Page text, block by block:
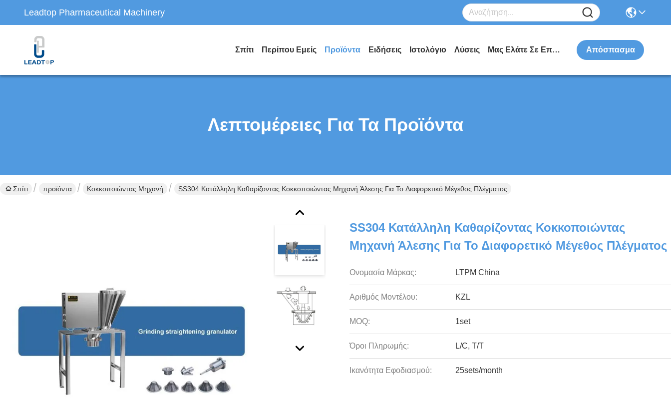
Leadtop Pharmaceutical Machinery
Σπίτι Περίπου Εμείς Προϊόντα Ειδήσεις Ιστολόγιο Λύσεις Μας Ελάτε Σε Επαφή Με Απόσπασμα
Λεπτομέρειες Για Τα Προϊόντα
Σπίτι προϊόντα Κοκκοποιώντας Μηχανή SS304 Κατάλληλη Καθαρίζοντας Κοκκοποιώντας Μηχανή Άλεσης Για Το Διαφορετικό Μέγεθος Πλέγματος
SS304 Κατάλληλη Καθαρίζοντας Κοκκοποιώντας
Μηχανή Άλεσης Για Το Διαφορετικό Μέγεθος Πλέγματος
Ονομασία Μάρκας: LTPM China
Αριθμός Μοντέλου: KZL
MOQ: 1set
Όροι Πληρωμής: L/C, T/T
Ικανότητα Εφοδιασμού: 25sets/month